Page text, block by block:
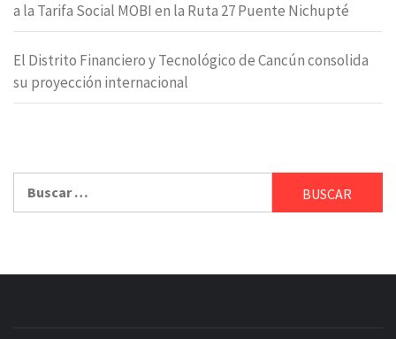
a la Tarifa Social MOBI en la Ruta 27 Puente Nichupté
El Distrito Financiero y Tecnológico de Cancún consolida
su proyección internacional